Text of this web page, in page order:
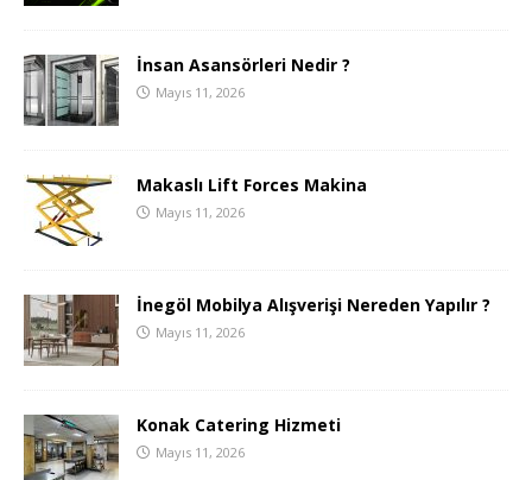
İnsan Asansörleri Nedir ?
Mayıs 11, 2026
Makaslı Lift Forces Makina
Mayıs 11, 2026
İnegöl Mobilya Alışverişi Nereden Yapılır ?
Mayıs 11, 2026
Konak Catering Hizmeti
Mayıs 11, 2026